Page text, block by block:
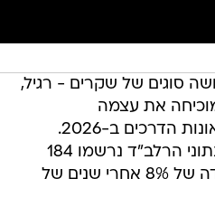
סוגים של שקרים - רגיל,
את עצמה
כשמסתכלים על נתוני תאונות הדרכים ב-2026.
לכאורה מצבנו טוב: לפי נתוני הרלב"ד נרשמו 184
הרוגים אמנם, אבל זו ירידה של 8% אחרי שנים של